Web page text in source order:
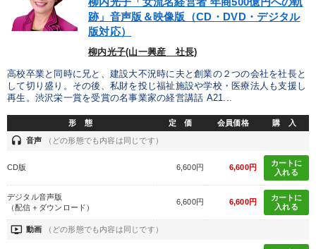
跡」音声版＆映像版（CD・DVD・デジタル
版対応）
柳内光子(山一興産 社長)
高校卒業と同時に兄と、建設大不況時に夫と創業の２つの会社を社長と
して切り盛り。その後、私財を投じ福祉施設や学校・医療法人も支援し
再生。渋沢栄一賞を受賞の名事業家の経営講話 A21...
形 態 定 価 会員価格 購 入
headset 音声 （どの形態でも内容は同じです）
CD版 6,600円 6,600円
カートに
入れる
デジタル音声版
（配信＋ダウンロード）
6,600円 6,600円
カートに
入れる
ondemand_video 動画 （どの形態でも内容は同じです）